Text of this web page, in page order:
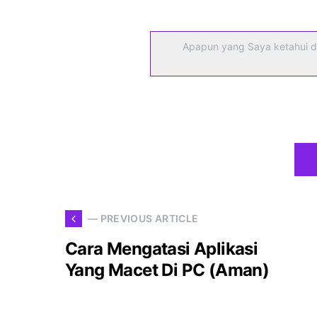
Apapun yang Saya ketahui
— PREVIOUS ARTICLE
Cara Mengatasi Aplikasi
Yang Macet Di PC (Aman)